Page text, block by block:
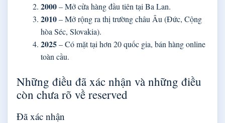
2000– Mở cửa hàng đầu tiên tại Ba Lan.
2010– Mở rộng ra thị trường châu Âu (Đức, Cộng
hòa Séc, Slovakia).
2025– Có mặt tại hơn 20 quốc gia, bán hàng online
toàn cầu.
Những điều đã xác nhận và những điều
còn chưa rõ về reserved
Đã xác nhận